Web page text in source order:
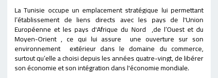
La Tunisie occupe un emplacement stratégique lui permettant
l’établissement de liens directs avec les pays de l'Union
Européenne et les pays d'Afrique du Nord ,de l’Ouest et du
Moyen-Orient , ce qui lui assure une ouverture sur son
environnement extérieur dans le domaine du commerce,
surtout qu’elle a choisi depuis les années quatre-vingt, de libérer
son économie et son intégration dans l'économie mondiale.